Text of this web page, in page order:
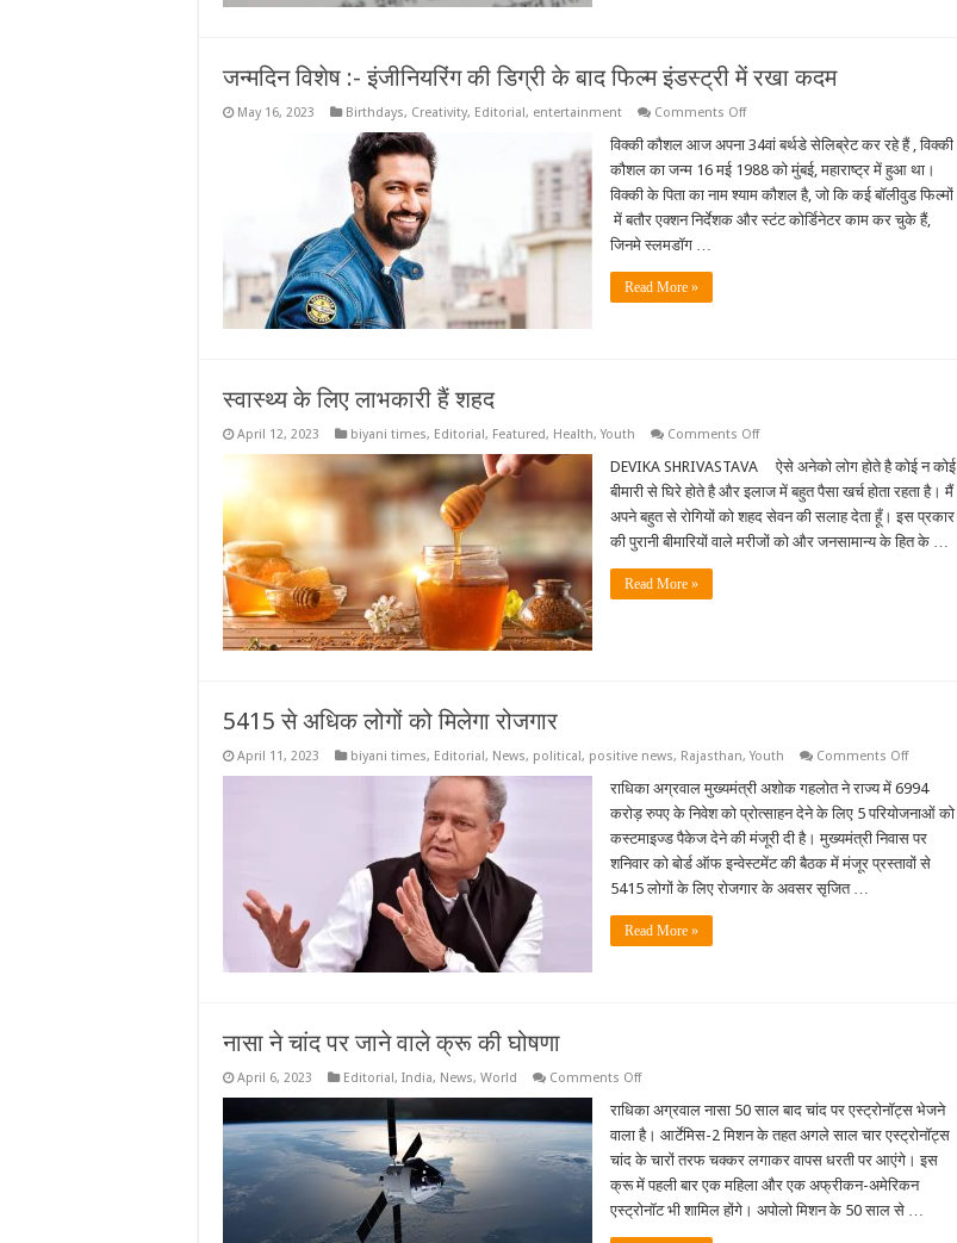
जन्मदिन विशेष :- इंजीनियरिंग की डिग्री के बाद फिल्म इंडस्ट्री में रखा कदम
May 16, 2023 Birthdays, Creativity, Editorial, entertainment Comments Offon
विशेष
इंजीनियरिंग
की
डिग्री
के
विक्की कौशल आज अपना 34वां बर्थडे सेलिब्रेट कर रहे हैं , विक्की
कौशल का जन्म 16 मई 1988 को मुंबई, महाराष्ट्र में हुआ था।
विक्की के पिता का नाम श्याम कौशल है, जो कि कई बॉलीवुड फिल्मों
में बतौर एक्शन निर्देशक और स्टंट कोर्डिनेटर काम कर चुके हैं,
जिनमे स्लमडॉग …
Read More »
स्वास्थ्य के लिए लाभकारी हैं शहद
April 12, 2023 biyani times, Editorial, Featured, Health,Youth Comments Offon
लाभकारी
हैं
शहद
DEVIKA SHRIVASTAVA ऐसे अनेको लोग होते है कोई न कोई
बीमारी से घिरे होते है और इलाज में बहुत पैसा खर्च होता रहता है। मैं
अपने बहुत से रोगियों को शहद सेवन की सलाह देता हूँ। इस प्रकार
की पुरानी बीमारियों वाले मरीजों को और जनसामान्य के हित के …
Read More »
5415 से अधिक लोगों को मिलेगा रोजगार
April 11, 2023 biyani times, Editorial, News, political, positive news, Rajasthan,Youth Comments Offon
से
अधिक
लोगों
को
मिलेगा
रोजगार
राधिका अग्रवाल मुख्यमंत्री अशोक गहलोत ने राज्य में 6994
करोड़ रुपए के निवेश को प्रोत्साहन देने के लिए 5 परियोजनाओं को
कस्टमाइज्ड पैकेज देने की मंजूरी दी है। मुख्यमंत्री निवास पर
शनिवार को बोर्ड ऑफ इन्वेस्टमेंट की बैठक में मंजूर प्रस्तावों से
5415 लोगों के लिए रोजगार के अवसर सृजित …
Read More »
नासा ने चांद पर जाने वाले क्रू की घोषणा
April 6, 2023 Editorial, India, News, World Comments Offon
ने
चांद
पर
जाने
वाले
क्रू
की
घोषणा
राधिका अग्रवाल नासा 50 साल बाद चांद पर एस्ट्रोनॉट्स भेजने
वाला है। आर्टेमिस-2 मिशन के तहत अगले साल चार एस्ट्रोनॉट्स
चांद के चारों तरफ चक्कर लगाकर वापस धरती पर आएंगे। इस
क्रू में पहली बार एक महिला और एक अफ्रीकन-अमेरिकन
एस्ट्रोनॉट भी शामिल होंगे। अपोलो मिशन के 50 साल से …